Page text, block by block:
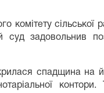
комітету сільської
суд задовольнив
спадщина на
контори.